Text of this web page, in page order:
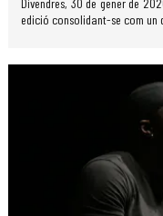
Divendres, 30 de gener de
edició consolidant-se com un